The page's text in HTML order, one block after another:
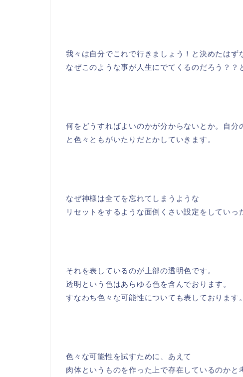
我々は自分でこれで行きましょう！と決めたはず
なぜこのような事が人生にでてくるのだろう？？
何をどうすればよいのかが分からないとか。自分
と色々ともがいたりだとかしていきます。
なぜ神様は全てを忘れてしまうような
リセットをするような面倒くさい設定をしていっ
それを表しているのが上部の透明色です。
透明という色はあらゆる色を含んでおります。
すなわち色々な可能性についても表しております。
色々な可能性を試すために、あえて
肉体というものを作った上で存在しているのかと